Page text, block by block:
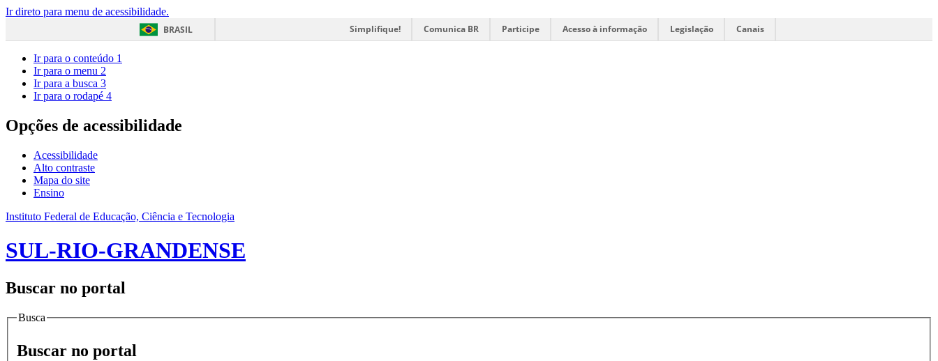
Ir direto para menu de acessibilidade.
BRASIL
Simplifique! Comunica BR Participe Acesso à informação Legislação Canais
Ir para o conteúdo 1
Ir para o menu 2
Ir para a busca 3
Ir para o rodapé 4
Opções de acessibilidade
Acessibilidade
Alto contraste
Mapa do site
Ensino
Instituto Federal de Educação, Ciência e Tecnologia
SUL-RIO-GRANDENSE
Buscar no portal
Busca
Buscar no portal